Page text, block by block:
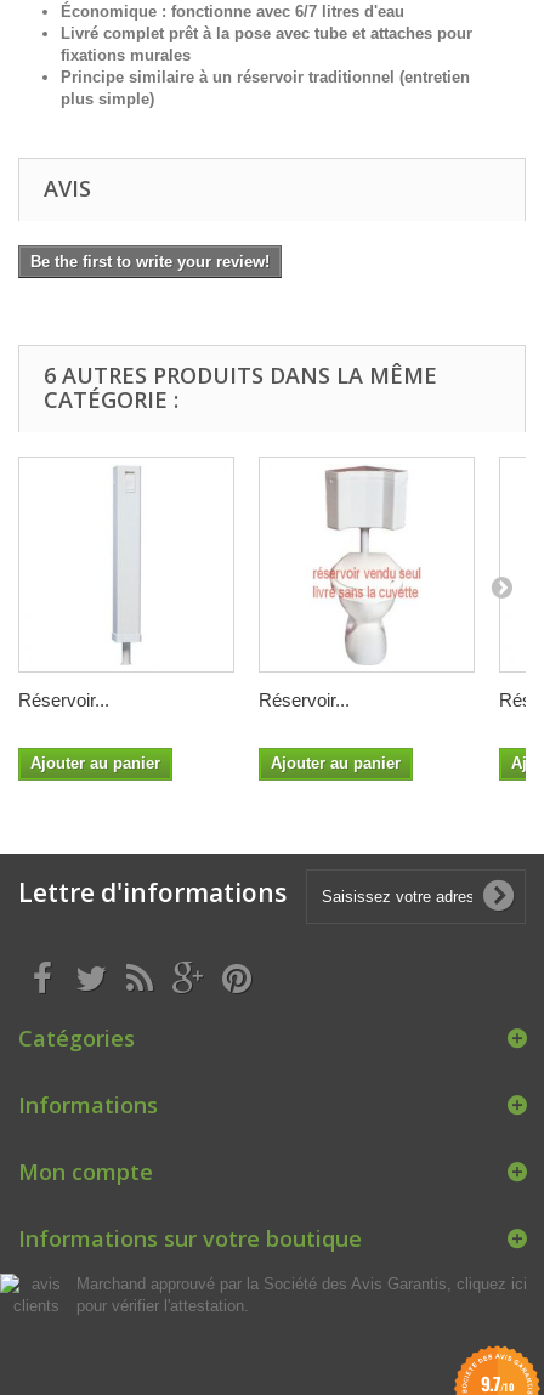
Économique : fonctionne avec 6/7 litres d'eau
Livré complet prêt à la pose avec tube et attaches pour
fixations murales
Principe similaire à un réservoir traditionnel (entretien
plus simple)
AVIS
Be the first to write your review!
6 AUTRES PRODUITS DANS LA MÊME
CATÉGORIE :
Réservoir...
Ajouter au panier
Réservoir...
Ajouter au panier
Lettre d'informations
Catégories
Informations
Mon compte
Informations sur votre boutique
Marchand approuvé par la Société des Avis Garantis, cliquez ici
pour vérifier l'attestation.
9.7/10